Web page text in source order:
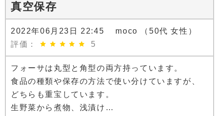
真空保存
2022年06月23日 22:45 moco （50代 女性）
評価：
5
フォーサは丸型と角型の両方持っています。
食品の種類や保存の方法で使い分けていますが、
どちらも重宝しています。
生野菜から煮物、浅漬け…